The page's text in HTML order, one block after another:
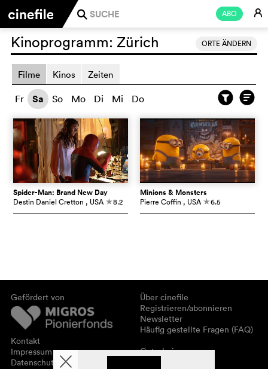
ABO E
j
ORTE ÄNDERN
Kinoprogramm: Zürich
Filme Kinos Zeiten
Fr Sa So Mo Di Mi Do
Spider-Man: Brand New Day
Destin Daniel Cretton , USA c8.2
Minions & Monsters
Pierre Coffin , USA c6.5
Gefördert von
Kontakt
Impressum
Datenschutz
Über cinefile
Registrieren/abonnieren
Newsletter
Häufig gestellte Fragen (FAQ)
Gutscheine